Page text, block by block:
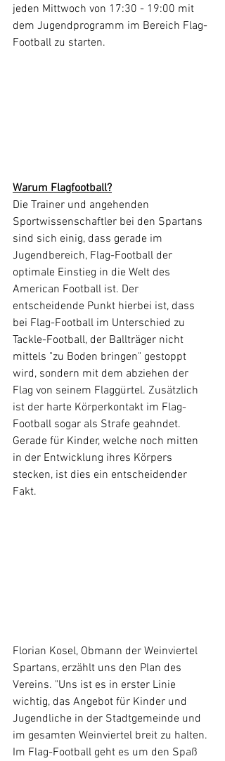
jeden Mittwoch von 17:30 - 19:00 mit
dem Jugendprogramm im Bereich Flag-
Football zu starten.
Warum Flagfootball?
Die Trainer und angehenden
Sportwissenschaftler bei den Spartans
sind sich einig, dass gerade im
Jugendbereich, Flag-Football der
optimale Einstieg in die Welt des
American Football ist. Der
entscheidende Punkt hierbei ist, dass
bei Flag-Football im Unterschied zu
Tackle-Football, der Ballträger nicht
mittels "zu Boden bringen" gestoppt
wird, sondern mit dem abziehen der
Flag von seinem Flaggürtel. Zusätzlich
ist der harte Körperkontakt im Flag-
Football sogar als Strafe geahndet.
Gerade für Kinder, welche noch mitten
in der Entwicklung ihres Körpers
stecken, ist dies ein entscheidender
Fakt.
Florian Kosel, Obmann der Weinviertel
Spartans, erzählt uns den Plan des
Vereins. "Uns ist es in erster Linie
wichtig, das Angebot für Kinder und
Jugendliche in der Stadtgemeinde und
im gesamten Weinviertel breit zu halten.
Im Flag-Football geht es um den Spaß